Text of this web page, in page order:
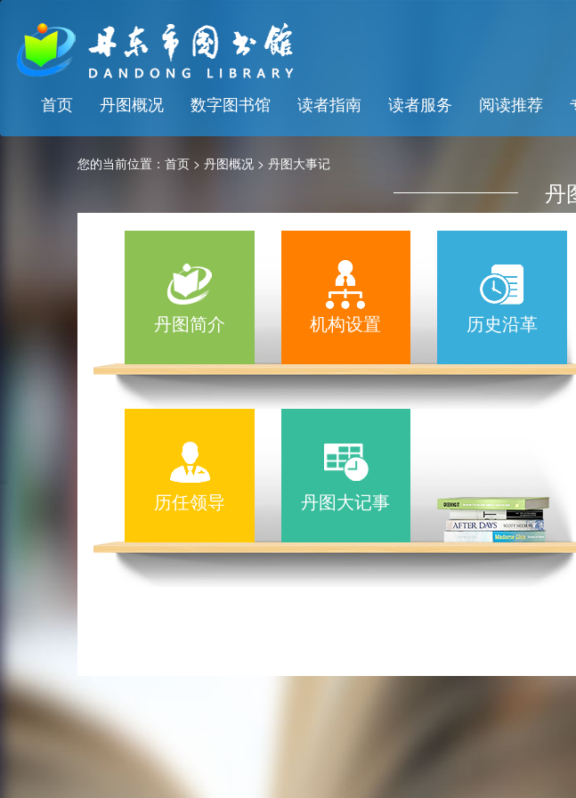
首页 丹图概况 数字图书馆 读者指南 读者服务 阅读推荐
您的当前位置： 首页 > 丹图概况 > 丹图大事记
丹
丹图简介 机构设置 历史沿革
历任领导 丹图大记事